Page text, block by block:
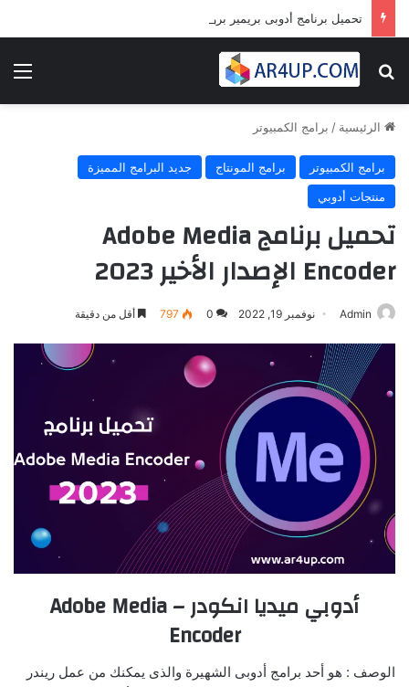
بحث عن
الرئيسية / برامج الكمبيوتر
برامج الكمبيوتر برامج المونتاج
جديد البرامج المميزة
منتجات أدوبي
تحميل برنامج Adobe Media
Encoder الإصدار الأخير 2023
Admin نوفمبر 19, 2022 0
797 أقل من دقيقة
أدوبي ميديا انكودر – Adobe Media
Encoder
الوصف : هو أحد برامج أدوبى الشهيرة والذى يمكنك من عمل ريندر